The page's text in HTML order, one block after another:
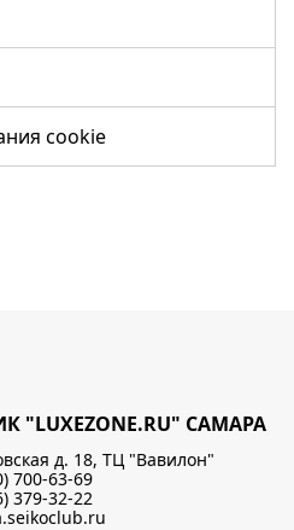
cookie
САМАРА
д. 18, ТЦ "Вавилон"
700-63-69
379-32-22